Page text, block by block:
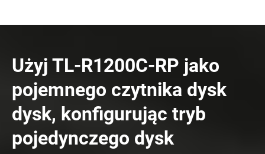
Użyj TL-R1200C-RP jako
pojemnego czytnika dysk
dysk, konfigurując tryb
pojedynczego dysk